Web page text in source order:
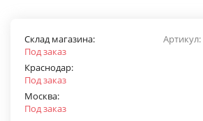
Артикул:
Склад магазина:
Под заказ
Краснодар:
Под заказ
Москва:
Под заказ